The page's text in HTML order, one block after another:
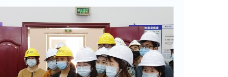
物污染防治信息公开
防治信息公开危废名称2023年产生量2023年委托处